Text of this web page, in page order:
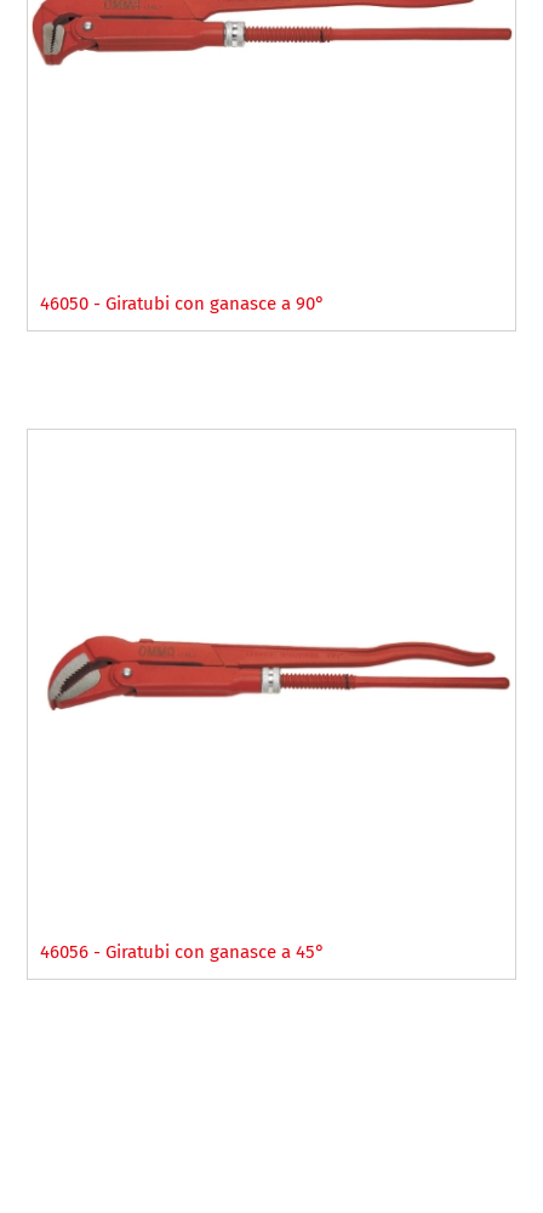
46050 - Giratubi con ganasce a 90°
46056 - Giratubi con ganasce a 45°